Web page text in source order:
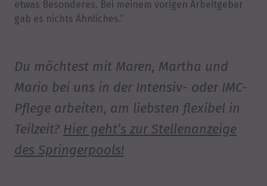
etwas Besonderes. Bei meinem vorigen Arbeitgeber
gab es nichts Ähnliches.“
Du möchtest mit Maren, Martha und
Mario bei uns in der Intensiv- oder IMC-
Pflege arbeiten, am liebsten flexibel in
Teilzeit? Hier geht’s zur Stellenanzeige
des Springerpools!